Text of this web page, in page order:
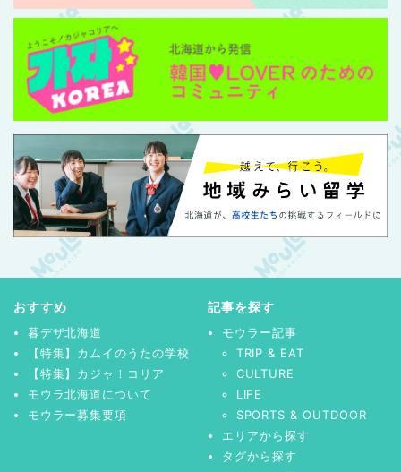
おすすめ
暮デザ北海道
【特集】カムイのうたの学校
【特集】カジャ！コリア
モウラ北海道について
モウラー募集要項
記事を探す
モウラー記事
TRIP & EAT
CULTURE
LIFE
SPORTS & OUTDOOR
エリアから探す
タグから探す